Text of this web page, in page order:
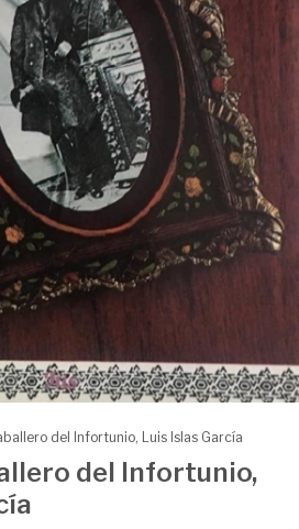
del Infortunio, Luis Islas García
del Infortunio,